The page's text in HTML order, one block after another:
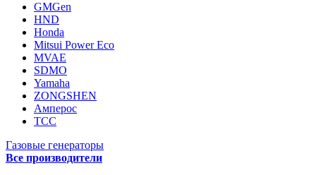
GMGen
HND
Honda
Mitsui Power Eco
MVAE
SDMO
Yamaha
ZONGSHEN
Амперос
ТСС
Газовые генераторы
Все производители